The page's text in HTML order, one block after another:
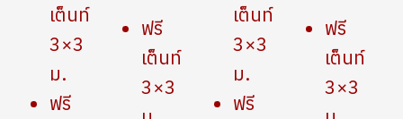
เต็นท์
3×3
ม.
ฟรี
ฟรี
เต็นท์
3×3
เต็นท์
3×3
ม.
ฟรี
ฟรี
เต็นท์
3×3